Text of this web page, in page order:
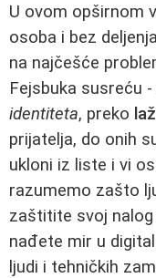
U ovom opširnom
osoba i bez
na najčešće
Fejsbuka susreću -
identiteta, preko
prijatelja, do onih
ukloni iz liste i vi
razumemo zašto
zaštitite svoj nalog
nađete mir u
ljudi i tehničkih